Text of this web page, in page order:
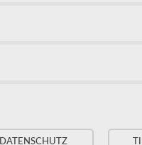
DATENSCHUTZ